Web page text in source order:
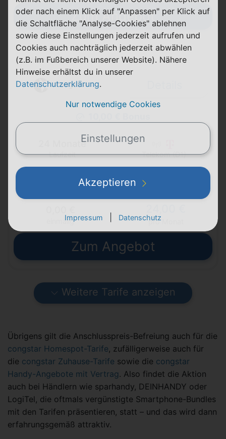
Zum Angebot
Allnet Flat M
24 Monate
Laufzeit Telekom (D1)
5G
max. 50 Mbit/s Telefon & SMS
einmalig pro Monat
Zum Angebot
Weitere Tarife anzeigen
Übrigens gilt die Anschlusspreis-Befreiung auch für die
congstar Homespot-Tarife, zufälligerweise auch für
die congstar Zuhause-Tarife sowie die congstar
Handy-Angebote mit Vertrag. Also findet die Aktion
auch bei Händlern wie sparhandy, DEINHANDY oder
LogiTel, die oftmals vergünstigte Smartphone-Bundles
mit den Tarifen präsentieren, statt – und das wird dann
erfahrungsgemäß attraktiv.
oder nach einem Klick auf "Anpassen" per Klick auf
die Schaltfläche "Analyse-Cookies" ablehnen
sowie diese Einstellungen jederzeit aufrufen und
Cookies auch nachträglich jederzeit abwählen
(z.B. im Fußbereich unserer Website). Nähere
Hinweise erhältst du in unserer
Datenschutzerklärung.
Nur notwendige Cookies
Einstellungen
Akzeptieren
Impressum Datenschutz